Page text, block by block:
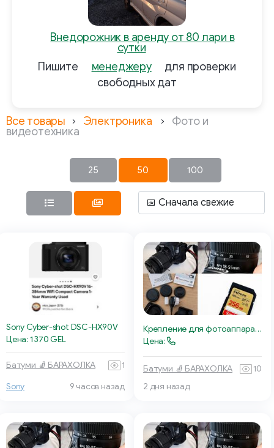
Внедорожник в аренду от 80 лари в
сутки
Пишите
менеджеру
для проверки
свободных дат
Все товары Электроника Фото и
видеотехника
25 50 100
Sony Cyber-shot DSC-HX90V
Цена: 1 370 GEL
Батуми 🧦 БАРАХОЛКА 1
Sony 9 часов назад
Крепление для фотоаппарата
Цена:
Батуми 🧦 БАРАХОЛКА
10
2 дня назад